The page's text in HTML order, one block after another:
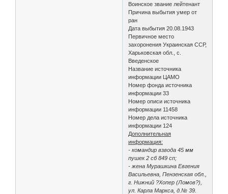
Воинское звание лейтенант
Причина выбытия умер от
ран
Дата выбытия 20.08.1943
Первичное место
захоронения Украинская ССР,
Харьковская обл., с.
Введенское
Название источника
информации ЦАМО
Номер фонда источника
информации 33
Номер описи источника
информации 11458
Номер дела источника
информации 124
Дополнительная
информация:
- командир взвода 45 мм
пушек 2 сб 849 сп;
- жена Мурашкина Евгения
Васильевна, Пензенская обл.,
г. Нижний ?Хопер (Ломов?),
ул. Карла Маркса, д.№ 39.